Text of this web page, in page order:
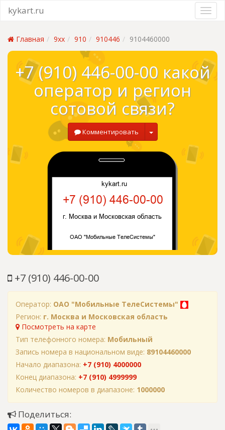
kykart.ru
Главная 9xx 910 910446 9104460000
+7 (910) 446-00-00 какой
оператор и регион
сотовой связи?
Комментировать
+7 (910) 446-00-00
Оператор: ОАО "Мобильные ТелеСистемы"
Регион: г. Москва и Московская область
Посмотреть на карте
Тип телефонного номера: Мобильный
Запись номера в национальном виде: 89104460000
Начало диапазона: +7 (910) 4000000
Конец диапазона: +7 (910) 4999999
Количество номеров в диапазоне: 1000000
Поделиться: